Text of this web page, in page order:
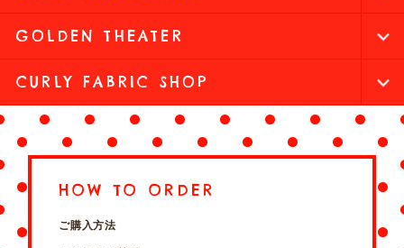
GOLDEN THEATER
CURLY FABRIC SHOP
HOW TO ORDER
ご購入方法